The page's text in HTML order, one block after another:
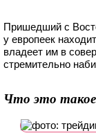
Пришедший с
у европеек
владеет им в
стремительно
Что это такое